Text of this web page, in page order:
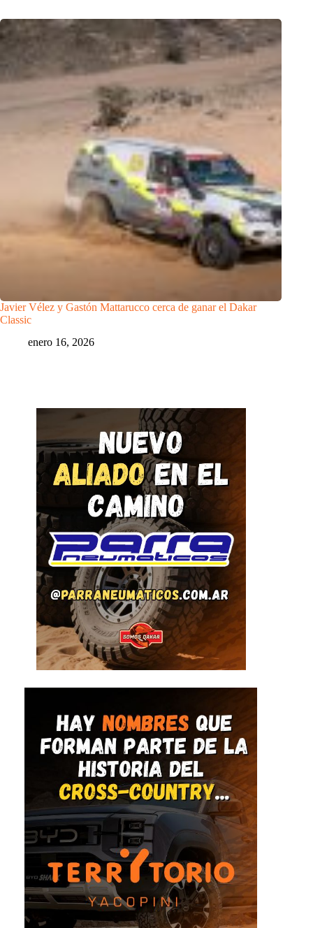
Javier Vélez y Gastón Mattarucco cerca de ganar el Dakar
Classic
enero 16, 2026